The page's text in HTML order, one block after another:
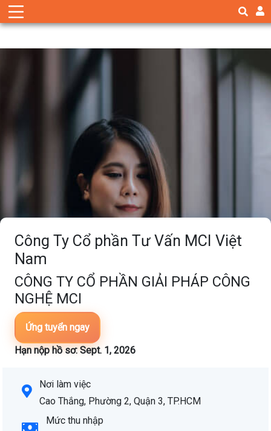
Công Ty Cổ phần Tư Vấn MCI Việt
Nam
CÔNG TY CỔ PHẦN GIẢI PHÁP CÔNG
NGHỆ MCI
Ứng tuyển ngay
Hạn nộp hồ sơ: Sept. 1, 2026
Nơi làm việc
Cao Thắng, Phường 2, Quận 3, TP.HCM
Mức thu nhập